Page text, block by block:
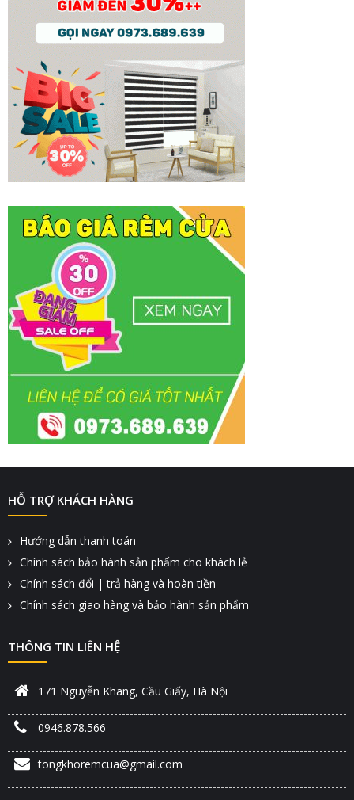
HỖ TRỢ KHÁCH HÀNG
Hướng dẫn thanh toán
Chính sách bảo hành sản phẩm cho khách lẻ
Chính sách đổi | trả hàng và hoàn tiền
Chính sách giao hàng và bảo hành sản phẩm
THÔNG TIN LIÊN HỆ
171 Nguyễn Khang, Cầu Giấy, Hà Nội
0946.878.566
tongkhoremcua@gmail.com